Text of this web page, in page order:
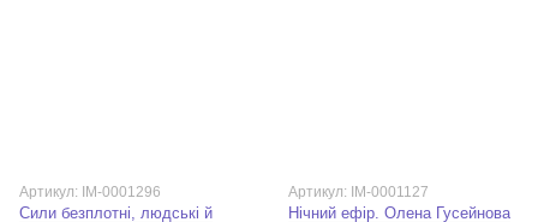
Артикул: IM-0001296
Сили безплотні, людські й
Артикул: IM-0001127
Нічний ефір. Олена Гусейнова